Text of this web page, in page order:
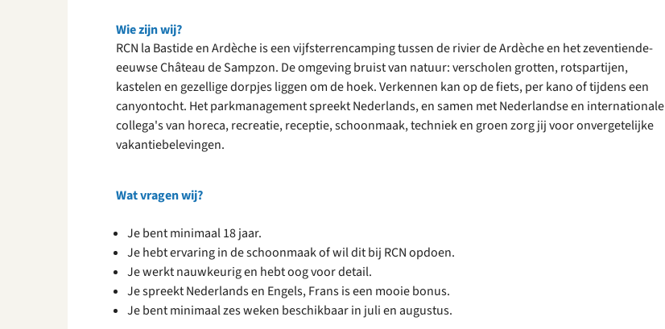
Wie zijn wij?
RCN la Bastide en Ardèche is een vijfsterrencamping tussen de rivier de Ardèche en het zeventiende-
eeuwse Château de Sampzon. De omgeving bruist van natuur: verscholen grotten, rotspartijen,
kastelen en gezellige dorpjes liggen om de hoek. Verkennen kan op de fiets, per kano of tijdens een
canyontocht. Het parkmanagement spreekt Nederlands, en samen met Nederlandse en internationale
collega's van horeca, recreatie, receptie, schoonmaak, techniek en groen zorg jij voor onvergetelijke
vakantiebelevingen.
Wat vragen wij?
Je bent minimaal 18 jaar.
Je hebt ervaring in de schoonmaak of wil dit bij RCN opdoen.
Je werkt nauwkeurig en hebt oog voor detail.
Je spreekt Nederlands en Engels, Frans is een mooie bonus.
Je bent minimaal zes weken beschikbaar in juli en augustus.